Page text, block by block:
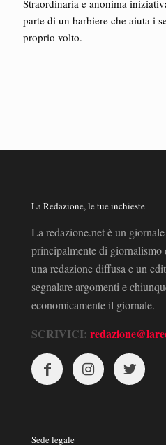
Straordinaria e anonima
parte di un barbiere che aiuta i
proprio volto.
La Redazione, le tue inchieste
La redazione.net è un
principalmente di giornalismo
una redazione diffusa e un
segnalare argomenti e
economicamente il giornale.
SCRIVICI:
Sede legale